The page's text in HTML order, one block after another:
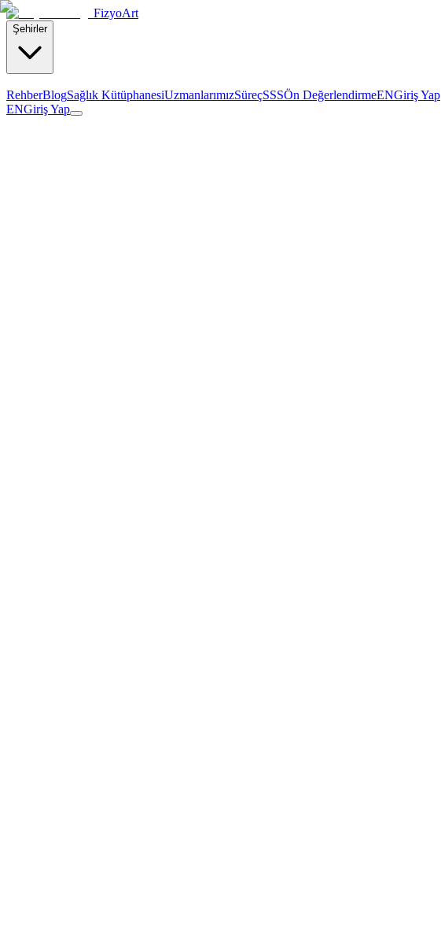
FizyoArt
Şehirler
RehberBlogSağlık KütüphanesiUzmanlarımızSüreçSSSÖn DeğerlendirmeENGiriş Yap
ENGiriş Yap